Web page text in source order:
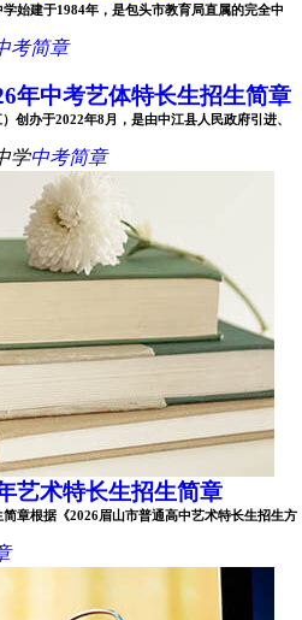
始建于1984年，是包头市教育局直属的完全中
考简章
年中考艺体特长生招生简章
创办于2022年8月，是由中江县人民政府引进、
学中考简章
艺术特长生招生简章
章根据《2026眉山市普通高中艺术特长生招生方